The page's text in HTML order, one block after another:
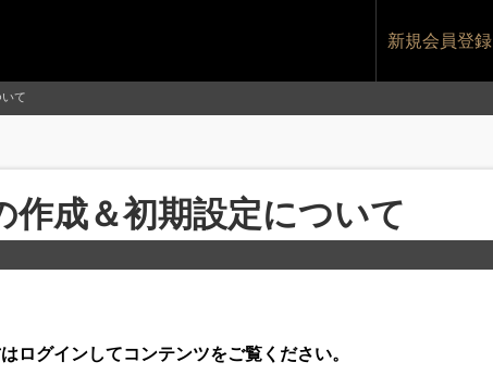
新規会員登録
て
成＆初期設定について
グインしてコンテンツをご覧ください。